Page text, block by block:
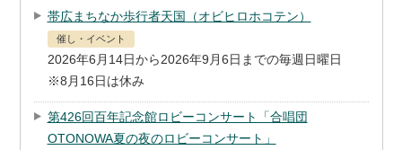
帯広まちなか歩行者天国（オビヒロホコテン）
催し・イベント
2026年6月14日から2026年9月6日までの毎週日曜日
※8月16日は休み
第426回百年記念館ロビーコンサート「合唱団
OTONOWA夏の夜のロビーコンサート」